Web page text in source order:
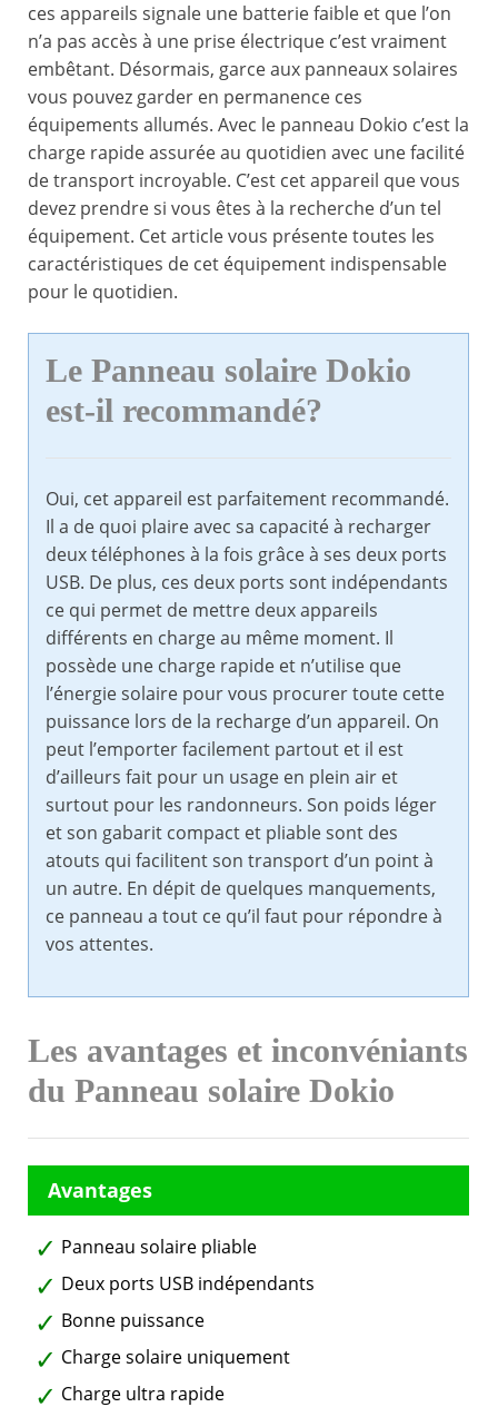
ces appareils signale une batterie faible et que l’on
n’a pas accès à une prise électrique c’est vraiment
embêtant. Désormais, garce aux panneaux solaires
vous pouvez garder en permanence ces
équipements allumés. Avec le panneau Dokio c’est la
charge rapide assurée au quotidien avec une facilité
de transport incroyable. C’est cet appareil que vous
devez prendre si vous êtes à la recherche d’un tel
équipement. Cet article vous présente toutes les
caractéristiques de cet équipement indispensable
pour le quotidien.
Le Panneau solaire Dokio
est-il recommandé?
Oui, cet appareil est parfaitement recommandé.
Il a de quoi plaire avec sa capacité à recharger
deux téléphones à la fois grâce à ses deux ports
USB. De plus, ces deux ports sont indépendants
ce qui permet de mettre deux appareils
différents en charge au même moment. Il
possède une charge rapide et n’utilise que
l’énergie solaire pour vous procurer toute cette
puissance lors de la recharge d’un appareil. On
peut l’emporter facilement partout et il est
d’ailleurs fait pour un usage en plein air et
surtout pour les randonneurs. Son poids léger
et son gabarit compact et pliable sont des
atouts qui facilitent son transport d’un point à
un autre. En dépit de quelques manquements,
ce panneau a tout ce qu’il faut pour répondre à
vos attentes.
Les avantages et inconvéniants
du Panneau solaire Dokio
Panneau solaire pliable
Deux ports USB indépendants
Bonne puissance
Charge solaire uniquement
Charge ultra rapide